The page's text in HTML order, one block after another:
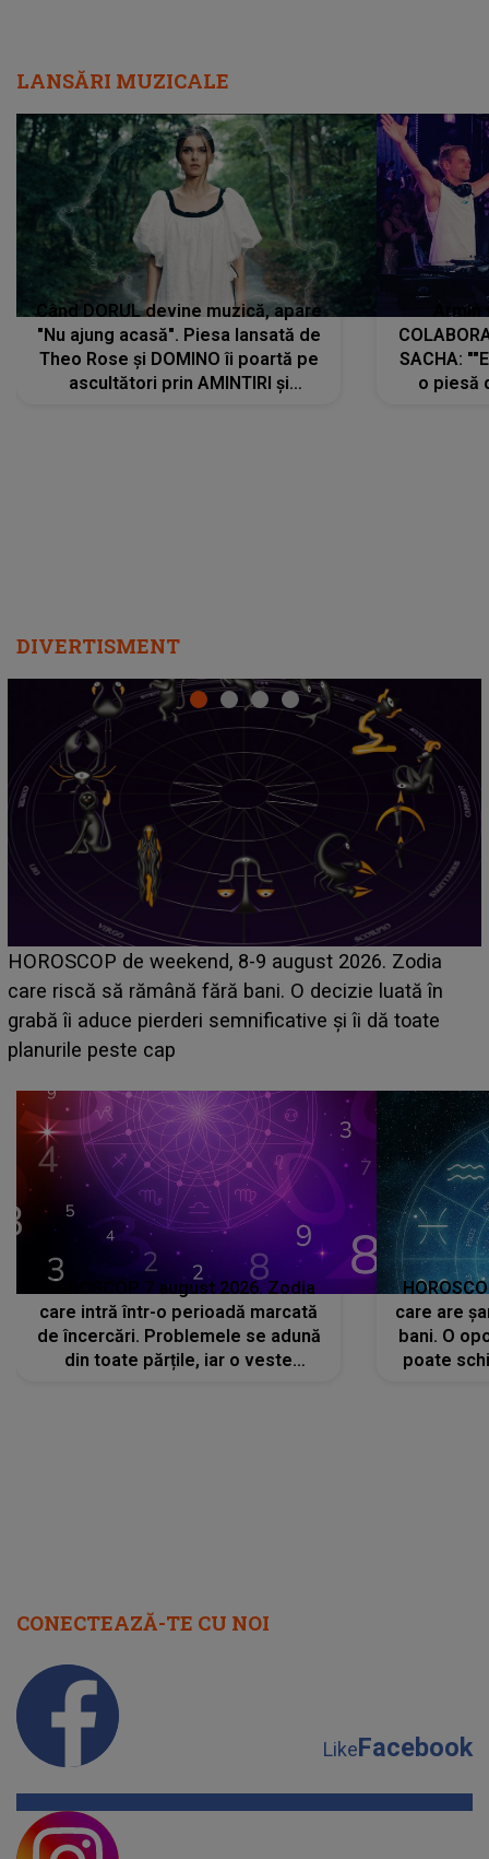
LANSĂRI MUZICALE
Când DORUL devine muzică, apare
"Nu ajung acasă". Piesa lansată de
Theo Rose și DOMINO îi poartă pe
ascultători prin AMINTIRI și
SACHA:
o piesă
DIVERTISMENT
Emanuel a ținut ACEST DETALIU ASCUNS până
acum! În fața Alexandrei, concurentul din Casa Iubirii
face o MĂRTURISIRE NEAȘTEPTATĂ despre mama
sa: "I-am spus și ei în față, eu nu te iubesc pentru
HOROSCOP 7 august 2026. Zodia
care intră într-o perioadă marcată
de încercări. Problemele se adună
din toate părțile, iar o veste
care are
bani. O
poate
CONECTEAZĂ-TE CU NOI
LikeFacebook